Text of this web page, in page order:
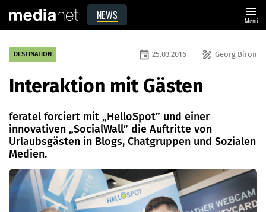
NEWS menu
Menü
DESTINATION draw Georg Biron
event 25.03.2016
Interaktion mit Gästen
feratel forciert mit „HelloSpot” und einer
innovativen „SocialWall” die Auftritte von
Urlaubsgästen in Blogs, Chatgruppen und Sozialen
Medien.